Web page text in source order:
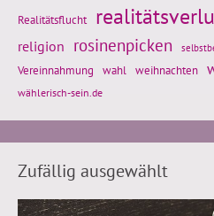
Realitätsflucht
religion rosinenpicken
Vereinnahmung wahl weihnachten
wählerisch-sein.de
Zufällig ausgewählt